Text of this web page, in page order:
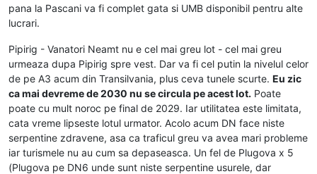
pana la Pascani va fi complet gata si UMB disponibil pentru alte
lucrari.
Pipirig - Vanatori Neamt nu e cel mai greu lot - cel mai greu
urmeaza dupa Pipirig spre vest. Dar va fi cel putin la nivelul celor
de pe A3 acum din Transilvania, plus ceva tunele scurte. Eu zic
ca mai devreme de 2030 nu se circula pe acest lot. Poate
poate cu mult noroc pe final de 2029. Iar utilitatea este limitata,
cata vreme lipseste lotul urmator. Acolo acum DN face niste
serpentine zdravene, asa ca traficul greu va avea mari probleme
iar turismele nu au cum sa depaseasca. Un fel de Plugova x 5
(Plugova pe DN6 unde sunt niste serpentine usurele, dar